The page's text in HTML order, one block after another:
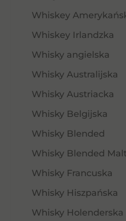
Whiskey
Whiskey Irlandzka
Whisky angielska
Whisky Australijska
Whisky Austriacka
Whisky Belgijska
Whisky Blended
Whisky Blended
Whisky Francuska
Whisky Hiszpańska
Whisky Holenderska
Baczewski